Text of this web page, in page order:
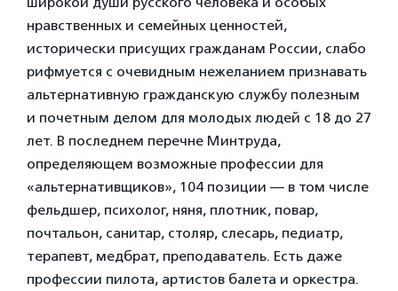
нравственных и семейных ценностей,
исторически присущих гражданам России, слабо
рифмуется с очевидным нежеланием признавать
альтернативную гражданскую службу полезным
и почетным делом для молодых людей с 18 до 27
лет. В последнем перечне Минтруда,
определяющем возможные профессии для
«альтернативщиков», 104 позиции — в том числе
фельдшер, психолог, няня, плотник, повар,
почтальон, санитар, столяр, слесарь, педиатр,
терапевт, медбрат, преподаватель. Есть даже
профессии пилота, артистов балета и оркестра.